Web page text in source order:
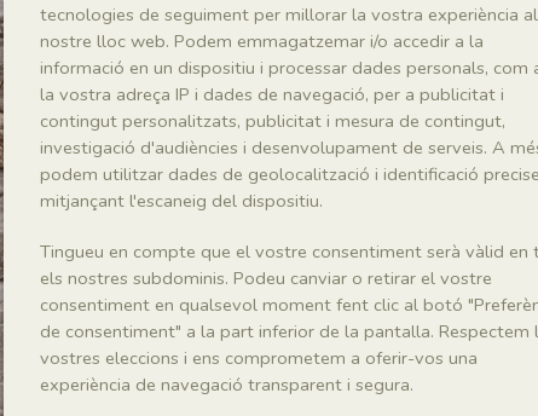
Taxonomia
Regne
Animalia
Classe
Génere
Vidalamia
Localitat
tecnologies de seguiment per millorar la vostra experiència al
nostre lloc web. Podem emmagatzemar i/o accedir a la
informació en un dispositiu i processar dades personals, com
la vostra adreça IP i dades de navegació, per a publicitat i
contingut personalitzats, publicitat i mesura de contingut,
investigació d'audiències i desenvolupament de serveis. A
podem utilitzar dades de geolocalització i identificació
mitjançant l'escaneig del dispositiu.
Tingueu en compte que el vostre consentiment serà vàlid en
els nostres subdominis. Podeu canviar o retirar el vostre
consentiment en qualsevol moment fent clic al botó
de consentiment" a la part inferior de la pantalla. Respectem
vostres eleccions i ens comprometem a oferir-vos una
experiència de navegació transparent i segura.